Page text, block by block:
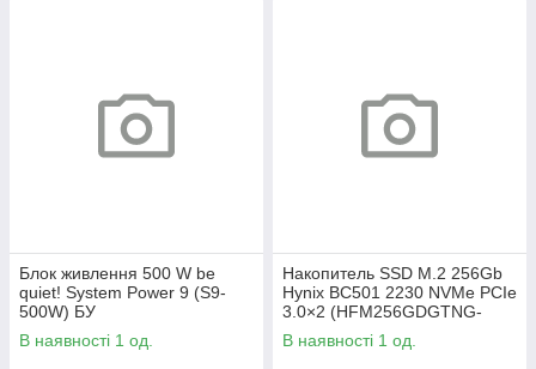
Блок живлення 500 W be
quiet! System Power 9 (S9-
500W) БУ
В наявності 1 од.
Накопитель SSD M.2 256Gb
Hynix BC501 2230 NVMe PCIe
3.0×2 (HFM256GDGTNG-
83A0A) 800/1600 БУ
В наявності 1 од.